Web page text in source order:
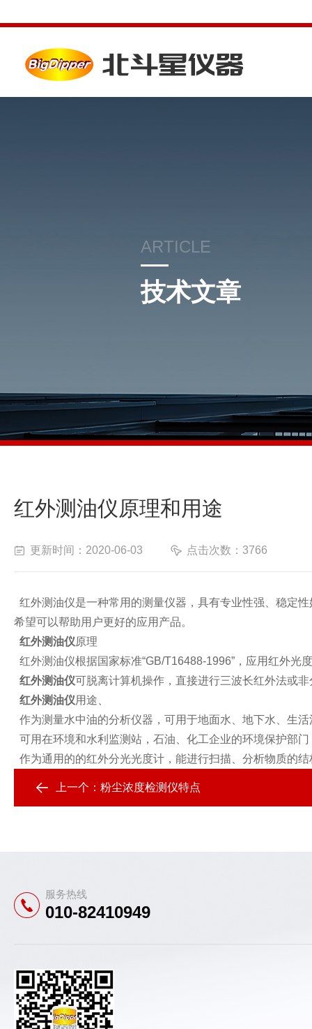
ARTICLE
技术文章
红外测油仪原理和用途
更新时间：2020-06-03 点击次数：3766
红外测油仪是一种常用的测量仪器，具有专业性强、稳定
希望可以帮助用户更好的应用产品。
红外测油仪原理
红外测油仪根据国家标准“GB/T16488-1996”，应用红外
红外测油仪可脱离计算机操作，直接进行三波长红外法或
红外测油仪用途、
作为测量水中油的分析仪器，可用于地面水、地下水、生
可用在环境和水利监测站，石油、化工企业的环境保护部
作为通用的的红外分光光度计，能进行扫描、分析物质的
上一个： 粉尘浓度检测仪特点
服务热线
010-82410949